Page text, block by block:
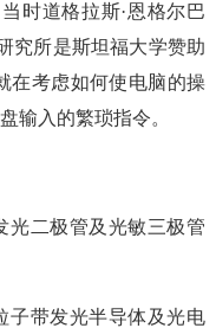
当时道格拉斯·恩格尔巴
究所是斯坦福大学赞助
在考虑如何使电脑的操
输入的繁琐指令。
光二极管及光敏三极管
子带发光半导体及光电